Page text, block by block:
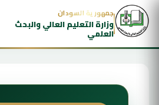
جمهورية السودان
وزارة التعليم العالي والبحث
العلمي